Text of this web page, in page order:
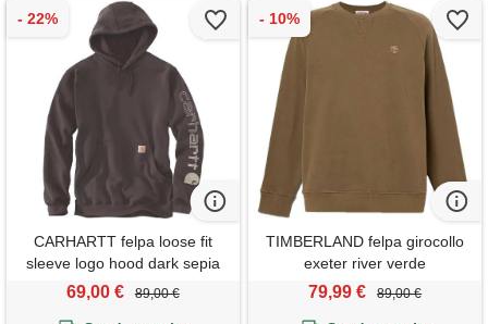
CARHARTT felpa loose fit
sleeve logo hood dark sepia
69,00 € 89,00 €
TIMBERLAND felpa girocollo
exeter river verde
79,99 € 89,00 €